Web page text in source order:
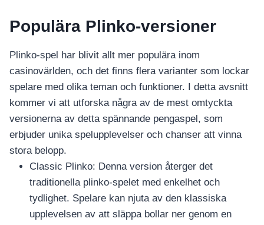
เตาอบไฟฟ้า
หม้อทอดไร้น้ำมัน
กาน้ำร้อน
เครื่องกดน้ำร้อน
เครื่องปั่นผลไม้
สินค้าตามแบรนด์
Populära Plinko-versioner
Plinko-spel har blivit allt mer populära inom
casinovärlden, och det finns flera varianter som lockar
spelare med olika teman och funktioner. I detta avsnitt
kommer vi att utforska några av de mest omtyckta
versionerna av detta spännande pengaspel, som
erbjuder unika spelupplevelser och chanser att vinna
stora belopp.
Classic Plinko: Denna version återger det
traditionella plinko-spelet med enkelhet och
tydlighet. Spelare kan njuta av den klassiska
upplevelsen av att släppa bollar ner genom en